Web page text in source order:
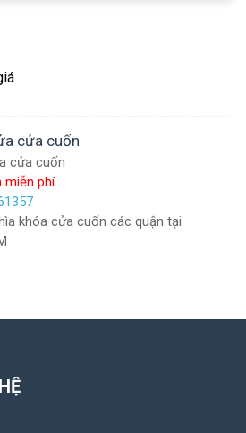
cửa cuốn
cửa cuốn
miễn phí
khóa cửa cuốn các quận tại